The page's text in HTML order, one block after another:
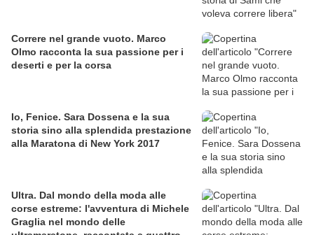
Correre nel grande vuoto. Marco
Olmo racconta la sua passione per i
deserti e per la corsa
Io, Fenice. Sara Dossena e la sua
storia sino alla splendida prestazione
alla Maratona di New York 2017
Ultra. Dal mondo della moda alle
corse estreme: l'avventura di Michele
Graglia nel mondo delle